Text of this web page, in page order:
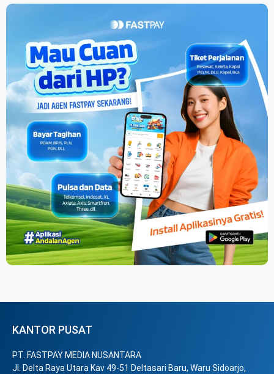
KANTOR PUSAT
PT. FASTPAY MEDIA NUSANTARA
Jl. Delta Raya Utara Kav 49-51 Deltasari Baru, Waru Sidoarjo,